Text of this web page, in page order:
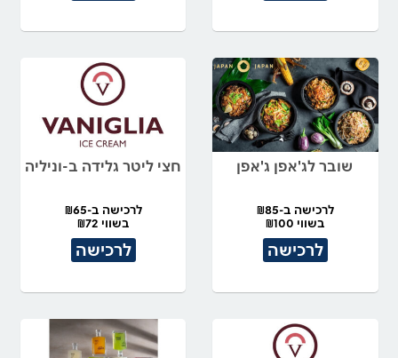
שובר לג'אפן ג'אפן
לרכישה ב-₪85
בשווי ₪100
לרכישה
חצי ליטר גלידה ב-וניליה
לרכישה ב-₪65
בשווי ₪72
לרכישה